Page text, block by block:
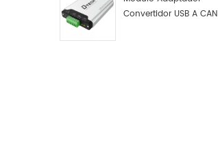
Convertidor USB A CAN